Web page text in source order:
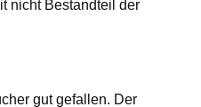
nicht Bestandteil der
gut gefallen. Der